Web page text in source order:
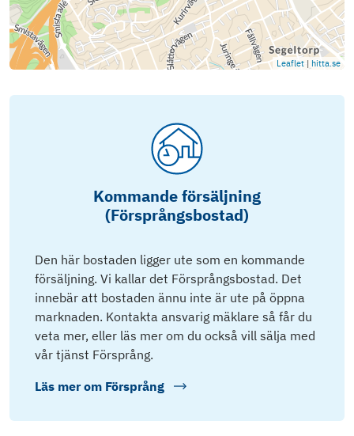
Leaflet | hitta.se
Kommande försäljning
(Försprångsbostad)
Den här bostaden ligger ute som en kommande
försäljning. Vi kallar det Försprångsbostad. Det
innebär att bostaden ännu inte är ute på öppna
marknaden. Kontakta ansvarig mäklare så får du
veta mer, eller läs mer om du också vill sälja med
vår tjänst Försprång.
Läs mer om Försprång